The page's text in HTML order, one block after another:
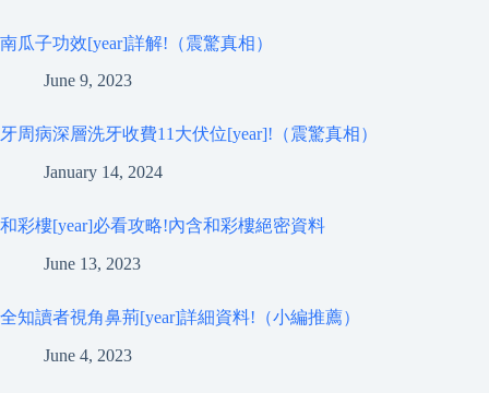
南瓜子功效[year]詳解!（震驚真相）
June 9, 2023
牙周病深層洗牙收費11大伏位[year]!（震驚真相）
January 14, 2024
和彩樓[year]必看攻略!內含和彩樓絕密資料
June 13, 2023
全知讀者視角鼻荊[year]詳細資料!（小編推薦）
June 4, 2023